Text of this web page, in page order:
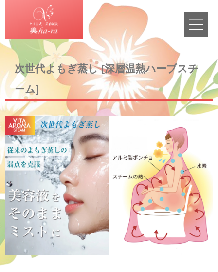
ホーム
Home
施術メニュー
Menu
おすすめメニュー
Set Menu
よく頂くご質問
Faq
ネット予約
Reservations
次世代よもぎ蒸し [深層温熱ハーブスチ
ーム]